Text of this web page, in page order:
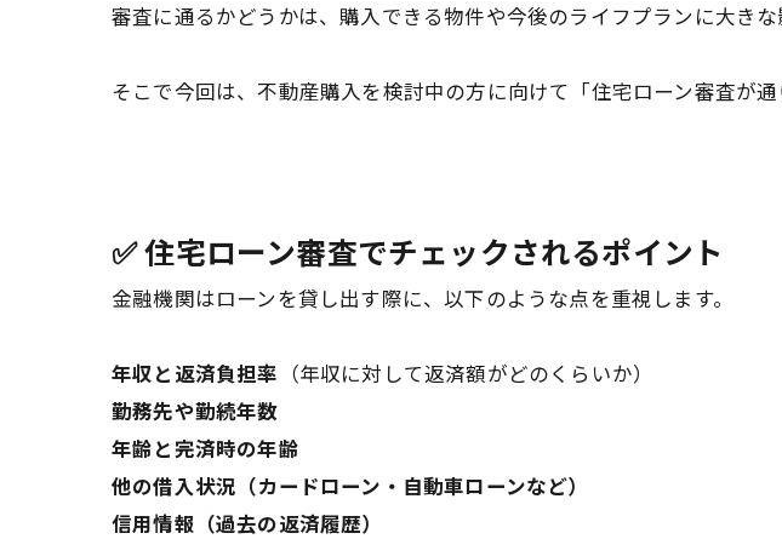
審査に通るかどうかは、購入できる物件や今後のライフプランに大きな
そこで今回は、不動産購入を検討中の方に向けて「住宅ローン審査が
✅ 住宅ローン審査でチェックされるポイント
金融機関はローンを貸し出す際に、以下のような点を重視します。
年収と返済負担率 （年収に対して返済額がどのくらいか）
勤務先や勤続年数
年齢と完済時の年齢
他の借入状況（カードローン・自動車ローンなど）
信用情報（過去の返済履歴）